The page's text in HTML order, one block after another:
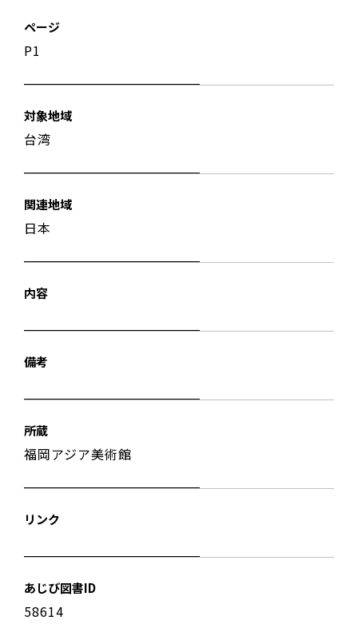
ページ
P1
対象地域
台湾
関連地域
日本
内容
備考
所蔵
福岡アジア美術館
リンク
あじび図書ID
58614